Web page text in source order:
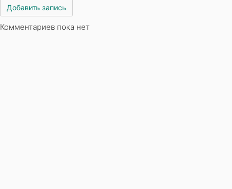
Добавить запись
Комментариев пока нет